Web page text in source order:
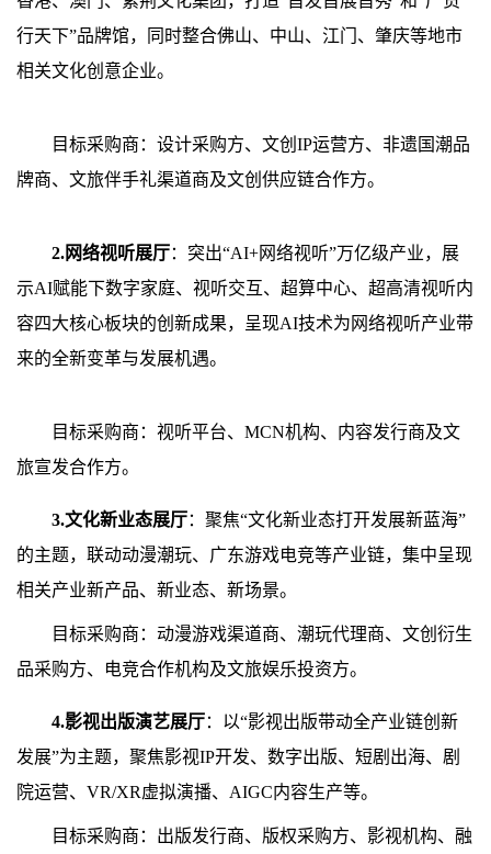
行天下”品牌馆，同时整合佛山、中山、江门、肇庆等地市
相关文化创意企业。
目标采购商：设计采购方、文创IP运营方、非遗国潮品
牌商、文旅伴手礼渠道商及文创供应链合作方。
2.网络视听展厅：突出“AI+网络视听”万亿级产业，展
示AI赋能下数字家庭、视听交互、超算中心、超高清视听内
容四大核心板块的创新成果，呈现AI技术为网络视听产业带
来的全新变革与发展机遇。
目标采购商：视听平台、MCN机构、内容发行商及文
旅宣发合作方。
3.文化新业态展厅：聚焦“文化新业态打开发展新蓝海”
的主题，联动动漫潮玩、广东游戏电竞等产业链，集中呈现
相关产业新产品、新业态、新场景。
目标采购商：动漫游戏渠道商、潮玩代理商、文创衍生
品采购方、电竞合作机构及文旅娱乐投资方。
4.影视出版演艺展厅：以“影视出版带动全产业链创新
发展”为主题，聚焦影视IP开发、数字出版、短剧出海、剧
院运营、VR/XR虚拟演播、AIGC内容生产等。
目标采购商：出版发行商、版权采购方、影视机构、融